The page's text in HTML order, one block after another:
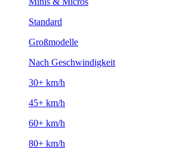
Standard
Großmodelle
Nach Geschwindigkeit
30+ km/h
45+ km/h
60+ km/h
80+ km/h